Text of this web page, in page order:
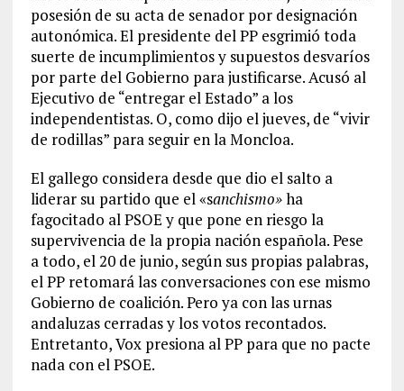
posesión de su acta de senador por designación
autonómica. El presidente del PP esgrimió toda
suerte de incumplimientos y supuestos desvaríos
por parte del Gobierno para justificarse. Acusó al
Ejecutivo de “entregar el Estado” a los
independentistas. O, como dijo el jueves, de “vivir
de rodillas” para seguir en la Moncloa.
El gallego considera desde que dio el salto a
liderar su partido que el «sanchismo»ha
fagocitado al PSOE y que pone en riesgo la
supervivencia de la propia nación española. Pese
a todo, el 20 de junio, según sus propias palabras,
el PP retomará las conversaciones con ese mismo
Gobierno de coalición. Pero ya con las urnas
andaluzas cerradas y los votos recontados.
Entretanto, Vox presiona al PP para que no pacte
nada con el PSOE.